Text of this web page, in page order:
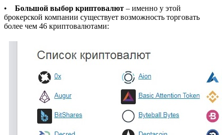
• Большой выбор криптовалют – именно у этой
брокерской компании существует возможность торговать
более чем 46 криптовалютами: